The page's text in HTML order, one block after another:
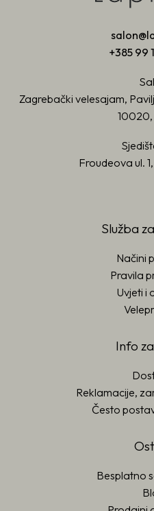
+385 99
Zagrebački velesajam,
10020,
Froudeova ul.
Služba
Načini
Pravila
Uvjeti i
Info
Reklamacije,
Često
Besplatno